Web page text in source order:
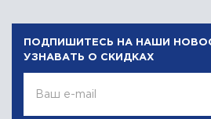
ПОДПИШИТЕСЬ НА НАШИ
УЗНАВАТЬ О СКИДКАХ
Ваш e-mail